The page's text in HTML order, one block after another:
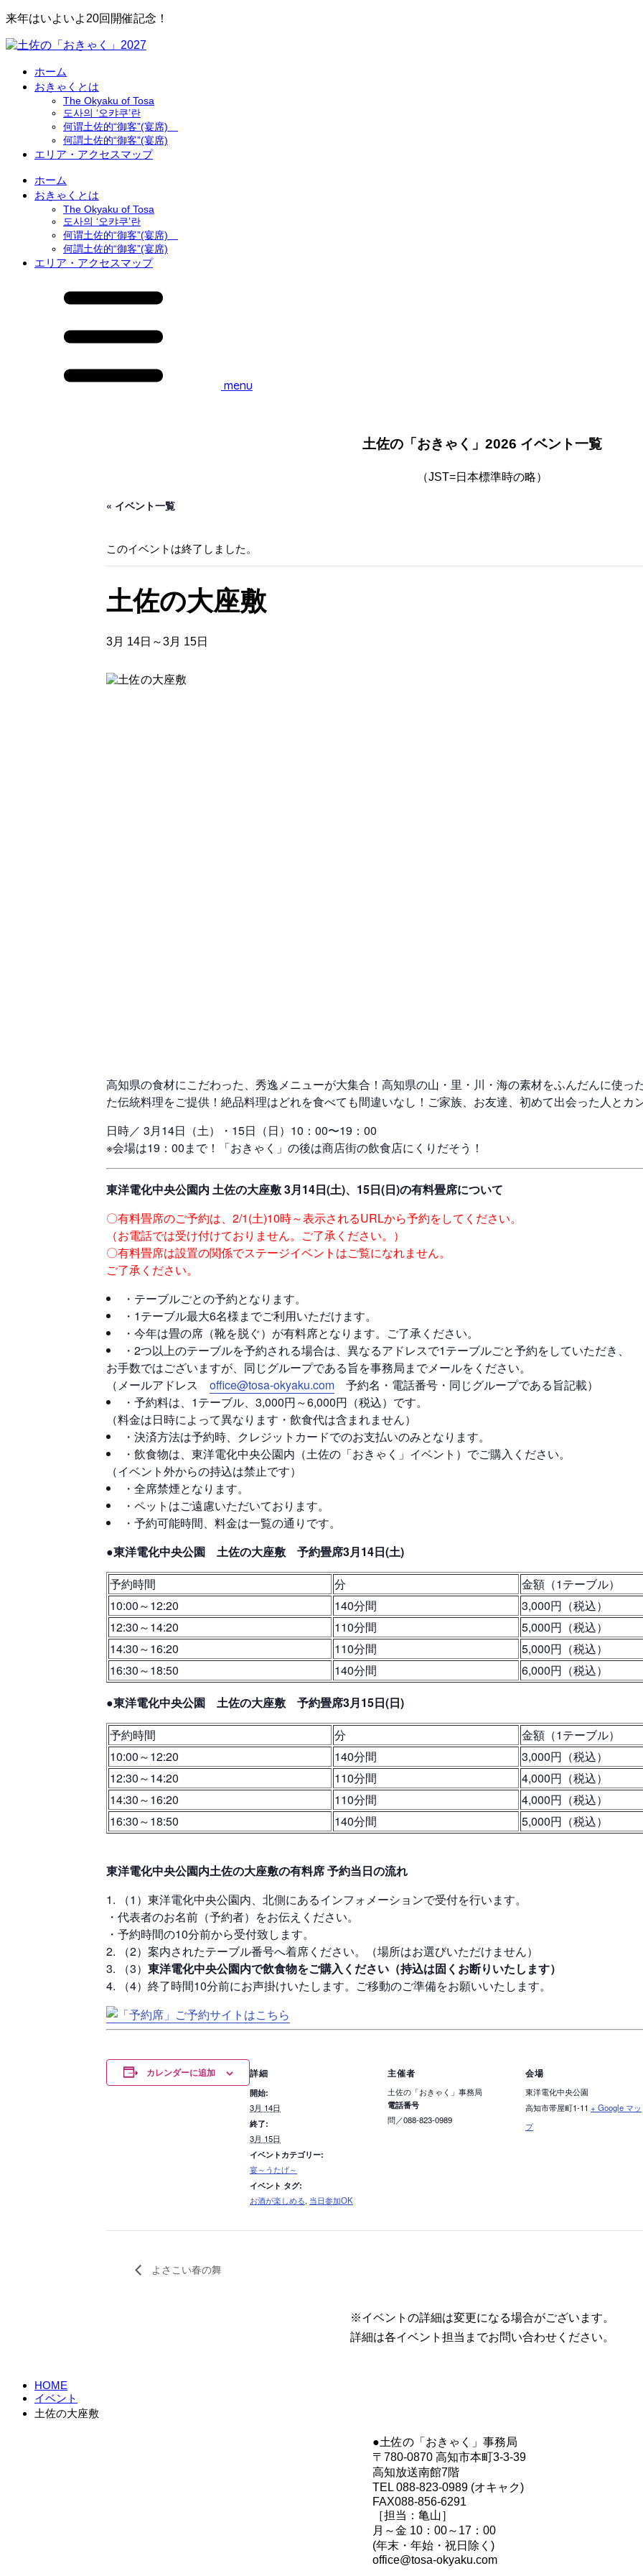
来年はいよいよ20回開催記念！
ホーム
おきゃくとは
The Okyaku of Tosa
도사의 ‘오캬쿠’란
何谓土佐的“御客”(宴席)
何謂土佐的“御客”(宴席)
エリア・アクセスマップ
ホーム
おきゃくとは
The Okyaku of Tosa
도사의 ‘오캬쿠’란
何谓土佐的“御客”(宴席)
何謂土佐的“御客”(宴席)
エリア・アクセスマップ
menu
土佐の「おきゃく」2026 イベント一覧
（JST=日本標準時の略）
« イベント一覧
このイベントは終了しました。
土佐の大座敷
3月 14日 ～3月 15日
高知県の食材にこだわった、秀逸メニューが大集合！高知県の山・里・川・海の素材をふんだんに使っ
た伝統料理をご提供！絶品料理はどれを食べても間違いなし！ご家族、お友達、初めて出会った人とカ
日時／ 3月14日（土）・15日（日）10：00〜19：00
※会場は19：00まで！「おきゃく」の後は商店街の飲食店にくりだそう！
東洋電化中央公園内 土佐の大座敷 3月14日(土)、15日(日)の有料畳席について
〇有料畳席のご予約は、2/1(土)10時～表示されるURLから予約をしてください。
（お電話では受け付けておりません。ご了承ください。）
〇有料畳席は設置の関係でステージイベントはご覧になれません。
ご了承ください。
・テーブルごとの予約となります。
・1テーブル最大6名様までご利用いただけます。
・今年は畳の席（靴を脱ぐ）が有料席となります。ご了承ください。
・2つ以上のテーブルを予約される場合は、異なるアドレスで1テーブルごと予約をしていただき、
お手数ではございますが、同じグループである旨を事務局までメールをください。
（メールアドレス office@tosa-okyaku.com 予約名・電話番号・同じグループである旨記載）
・予約料は、1テーブル、3,000円～6,000円（税込）です。
（料金は日時によって異なります・飲食代は含まれません）
・決済方法は予約時、クレジットカードでのお支払いのみとなります。
・飲食物は、東洋電化中央公園内（土佐の「おきゃく」イベント）でご購入ください。
（イベント外からの持込は禁止です）
・全席禁煙となります。
・ペットはご遠慮いただいております。
・予約可能時間、料金は一覧の通りです。
●東洋電化中央公園 土佐の大座敷 予約畳席3月14日(土)
予約時間
分 金額（1テーブル）
10:00～12:20
140分間 3,000円（税込）
12:30～14:20
110分間 5,000円（税込）
14:30～16:20
110分間 5,000円（税込）
16:30～18:50
140分間 6,000円（税込）
●東洋電化中央公園 土佐の大座敷 予約畳席3月15日(日)
予約時間
分 金額（1テーブル）
10:00～12:20
140分間 3,000円（税込）
12:30～14:20
110分間 4,000円（税込）
14:30～16:20
110分間 4,000円（税込）
16:30～18:50
140分間 5,000円（税込）
東洋電化中央公園内土佐の大座敷の有料席 予約当日の流れ
（1）東洋電化中央公園内、北側にあるインフォメーションで受付を行います。
・代表者のお名前（予約者）をお伝えください。
・予約時間の10分前から受付致します。
（2）案内されたテーブル番号へ着席ください。（場所はお選びいただけません）
（3） 東洋電化中央公園内で飲食物をご購入ください（持込は固くお断りいたします）
（4）終了時間10分前にお声掛けいたします。ご移動のご準備をお願いいたします。
カレンダーに追加 詳細
開始:
3月 14日
終了:
3月 15日
イベントカテゴリー:
宴～うたげ～
イベント タグ:
お酒が楽しめる, 当日参加OK
主催者
土佐の「おきゃく」事務局
電話番号
問／088-823-0989
会場
東洋電化中央公園
高知市帯屋町1-11 + Google マッ
プ
よさこい春の舞
※イベントの詳細は変更になる場合がございます。
詳細は各イベント担当までお問い合わせください。
HOME
イベント
土佐の大座敷
●土佐の「おきゃく」事務局
〒780-0870 高知市本町3-3-39
高知放送南館7階
TEL 088-823-0989 (オキャク)
FAX088-856-6291
［担当：亀山］
月～金 10：00～17：00
(年末・年始・祝日除く)
office@tosa-okyaku.com